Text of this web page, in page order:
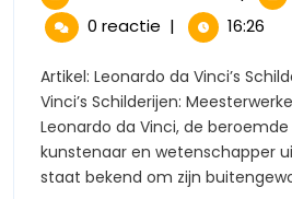
van
0 reactie | 16:26
Artikel: Leonardo da Vinci’s Schilderijen Leonardo da
Vinci’s Schilderijen:
Leonardo da Vinci, de
kunstenaar en wetenschapper
staat bekend om zijn